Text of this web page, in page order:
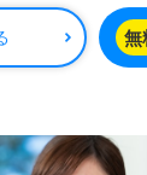
知識/技能』×『最
極採用』で、ご
！明るい職場環境
所様です。『ご利
無